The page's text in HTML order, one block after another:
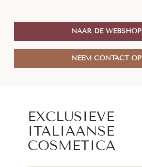
NAAR DE WEBSHOP
NEEM CONTACT OP
EXCLUSIEVE
ITALIAANSE
COSMETICA